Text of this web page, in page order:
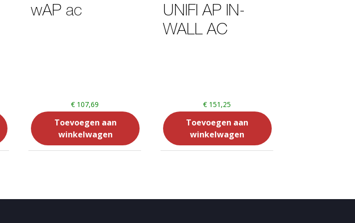
wAP ac
€ 107,69
Toevoegen aan
winkelwagen
UNIFI AP IN-
WALL AC
€151,25
Toevoegen aan
winkelwagen